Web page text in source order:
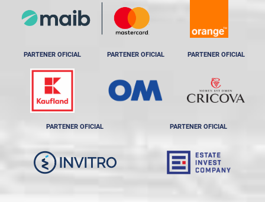
PARTENER OFICIAL PARTENER OFICIAL PARTENER OFICIAL
PARTENER OFICIAL PARTENER OFICIAL